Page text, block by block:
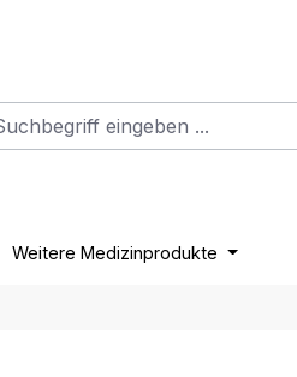
Weitere Medizinprodukte